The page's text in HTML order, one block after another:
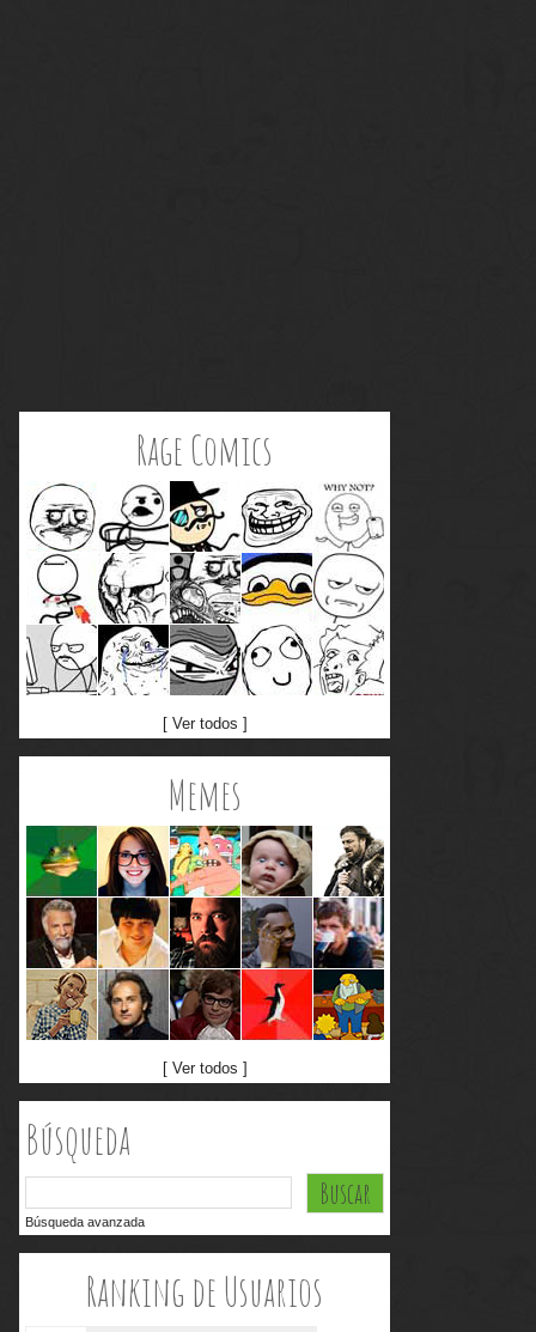
Rage Comics
[ Ver todos ]
Memes
[ Ver todos ]
Búsqueda
Búsqueda avanzada
Ranking de Usuarios